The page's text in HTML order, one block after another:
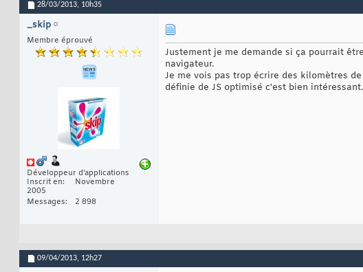
28/03/2013, 10h35
_skip
Membre éprouvé
Développeur d'applications
Inscrit en
Novembre
2005
Messages
2 898
Justement je me demande si ça pourrait
navigateur.
Je me vois pas trop écrire des kilomètres
définie de JS optimisé c'est bien intéressant.
09/04/2013, 12h27